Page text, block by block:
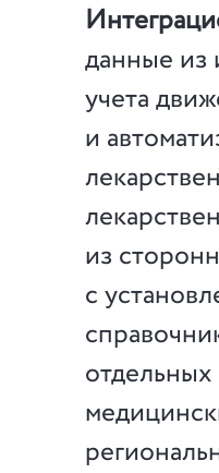
данные
учета
и
из
с